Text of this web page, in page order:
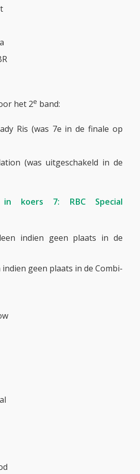
het 2e band:
Ris (was 7e in de finale op
(was uitgeschakeld in de
in koers 7: RBC Special
indien geen plaats in de
geen plaats in de Combi-